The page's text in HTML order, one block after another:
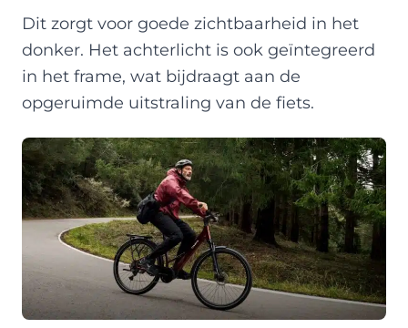
Dit zorgt voor goede zichtbaarheid in het
donker. Het achterlicht is ook geïntegreerd
in het frame, wat bijdraagt aan de
opgeruimde uitstraling van de fiets.